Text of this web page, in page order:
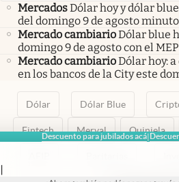
Descuento para jubilados acá|
|
MercadosDólar hoy y dólar
del domingo 9 de agosto
Mercado cambiarioDólar blue
domingo 9 de agosto con el MEP
Mercado cambiarioDólar hoy:
en los bancos de la City este
Dólar Dólar Blue
Fintech Merval Quiniela